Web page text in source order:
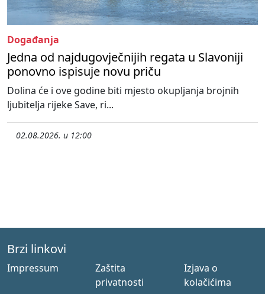
Događanja
Jedna od najdugovječnijih regata u Slavoniji
ponovno ispisuje novu priču
Dolina će i ove godine biti mjesto okupljanja brojnih
ljubitelja rijeke Save, ri...
02.08.2026. u 12:00
Brzi linkovi
Impressum
Zaštita
privatnosti
Izjava o
kolačićima